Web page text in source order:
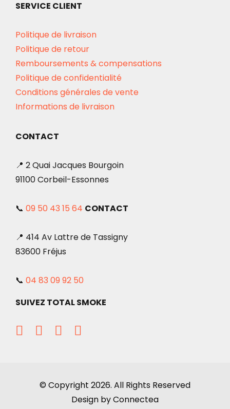
SERVICE CLIENT
Politique de livraison
Politique de retour
Remboursements & compensations
Politique de confidentialité
Conditions générales de vente
Informations de livraison
CONTACT
📍 2 Quai Jacques Bourgoin
91100 Corbeil-Essonnes
📞 09 50 43 15 64 CONTACT
📍 414 Av Lattre de Tassigny
83600 Fréjus
📞 04 83 09 92 50
SUIVEZ TOTAL SMOKE
© Copyright 2026. All Rights Reserved
Design by Connectea